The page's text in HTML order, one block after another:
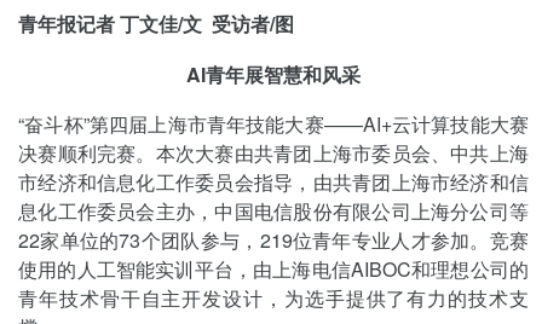
青年报记者 丁文佳/文 受访者/图
AI青年展智慧和风采
“奋斗杯”第四届上海市青年技能大赛——AI+云计算技能大赛
决赛顺利完赛。本次大赛由共青团上海市委员会、中共上海
市经济和信息化工作委员会指导，由共青团上海市经济和信
息化工作委员会主办，中国电信股份有限公司上海分公司等
22家单位的73个团队参与，219位青年专业人才参加。竞赛
使用的人工智能实训平台，由上海电信AIBOC和理想公司的
青年技术骨干自主开发设计，为选手提供了有力的技术支